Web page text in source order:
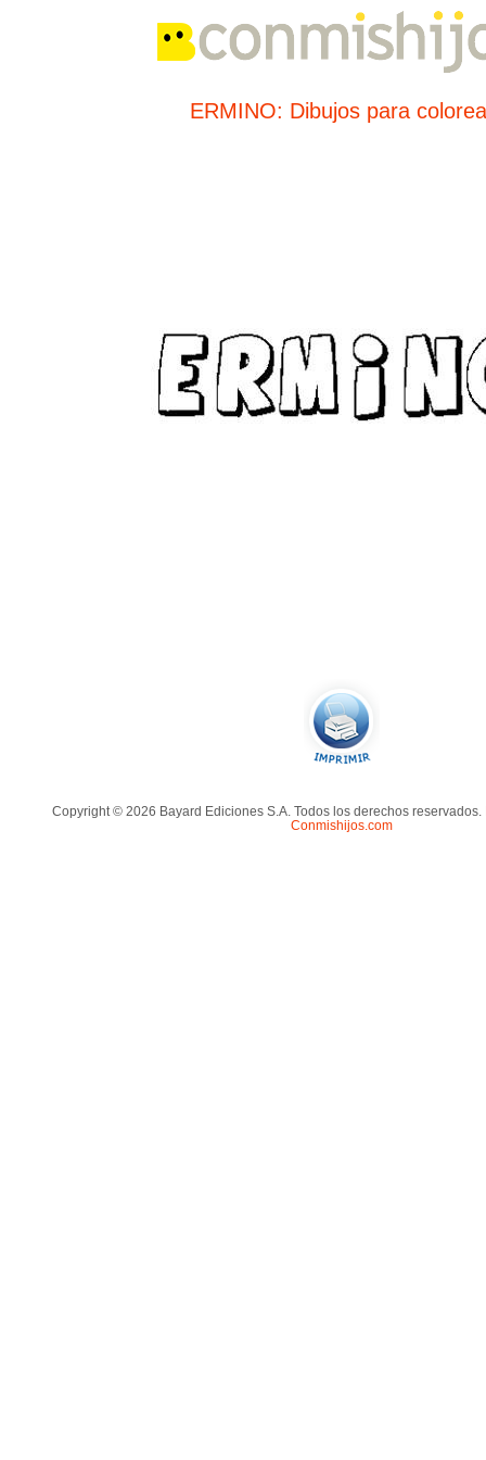
ERMINO: Dibujos para
Copyright © 2026 Bayard Ediciones S.A. Todos los derechos reservados.
Conmishijos.com